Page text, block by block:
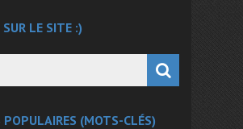
LE SITE :)
POPULAIRES (MOTS-CLÉS)